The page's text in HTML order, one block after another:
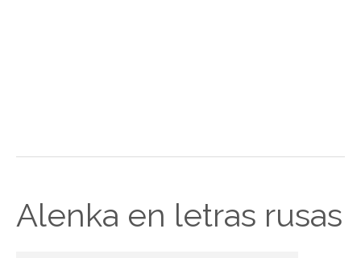
Alenka en letras rusas